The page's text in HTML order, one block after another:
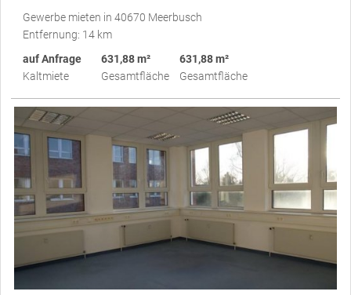
Gewerbe mieten in 40670 Meerbusch
Entfernung: 14 km
auf Anfrage
Kaltmiete
631,88 m²
Gesamtfläche
631,88 m²
Gesamtfläche